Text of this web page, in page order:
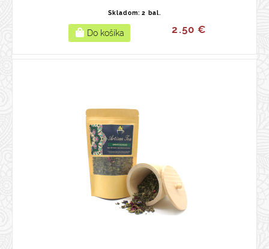
Skladom: 2 bal.
2.50 €